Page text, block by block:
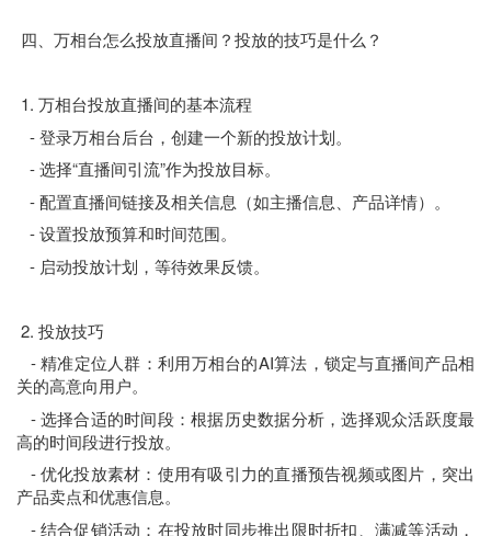
四、万相台怎么投放直播间？投放的技巧是什么？
1. 万相台投放直播间的基本流程
- 登录万相台后台，创建一个新的投放计划。
- 选择“直播间引流”作为投放目标。
- 配置直播间链接及相关信息（如主播信息、产品详情）。
- 设置投放预算和时间范围。
- 启动投放计划，等待效果反馈。
2. 投放技巧
- 精准定位人群：利用万相台的AI算法，锁定与直播间产品相
关的高意向用户。
- 选择合适的时间段：根据历史数据分析，选择观众活跃度最
高的时间段进行投放。
- 优化投放素材：使用有吸引力的直播预告视频或图片，突出
产品卖点和优惠信息。
- 结合促销活动：在投放时同步推出限时折扣、满减等活动，